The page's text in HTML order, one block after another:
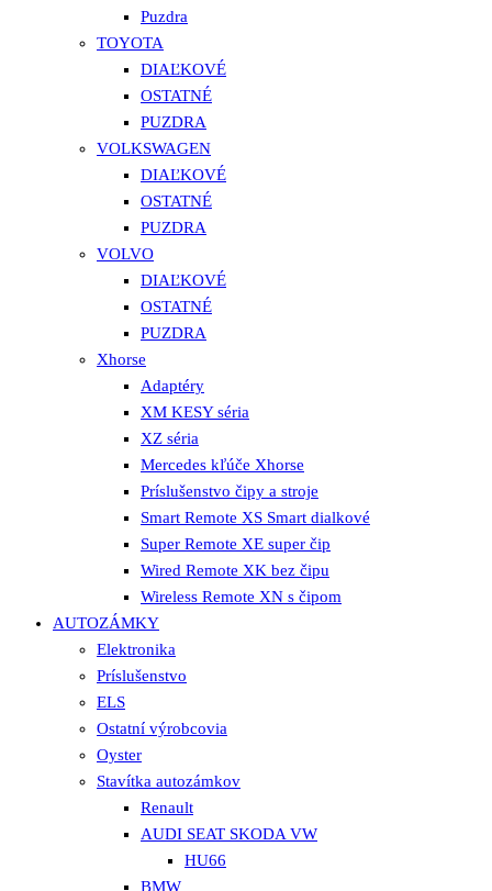
Puzdra
TOYOTA
DIAĽKOVÉ
OSTATNÉ
PUZDRA
VOLKSWAGEN
DIAĽKOVÉ
OSTATNÉ
PUZDRA
VOLVO
DIAĽKOVÉ
OSTATNÉ
PUZDRA
Xhorse
Adaptéry
XM KESY séria
XZ séria
Mercedes kľúče Xhorse
Príslušenstvo čipy a stroje
Smart Remote XS Smart dialkové
Super Remote XE super čip
Wired Remote XK bez čipu
Wireless Remote XN s čipom
AUTOZÁMKY
Elektronika
Príslušenstvo
ELS
Ostatní výrobcovia
Oyster
Stavítka autozámkov
Renault
AUDI SEAT SKODA VW
HU66
BMW